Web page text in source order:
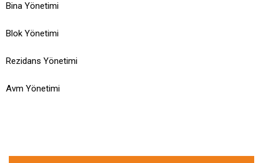
Bina Yönetimi
Blok Yönetimi
Rezidans Yönetimi
Avm Yönetimi